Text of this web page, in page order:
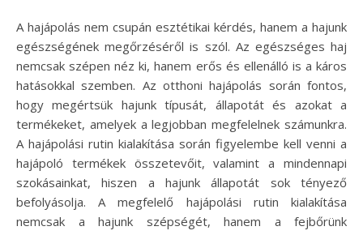
A hajápolás nem csupán esztétikai kérdés, hanem a hajunk
egészségének megőrzéséről is szól. Az egészséges haj
nemcsak szépen néz ki, hanem erős és ellenálló is a káros
hatásokkal szemben. Az otthoni hajápolás során fontos,
hogy megértsük hajunk típusát, állapotát és azokat a
termékeket, amelyek a legjobban megfelelnek számunkra.
A hajápolási rutin kialakítása során figyelembe kell venni a
hajápoló termékek összetevőit, valamint a mindennapi
szokásainkat, hiszen a hajunk állapotát sok tényező
befolyásolja. A megfelelő hajápolási rutin kialakítása
nemcsak a hajunk szépségét, hanem a fejbőrünk